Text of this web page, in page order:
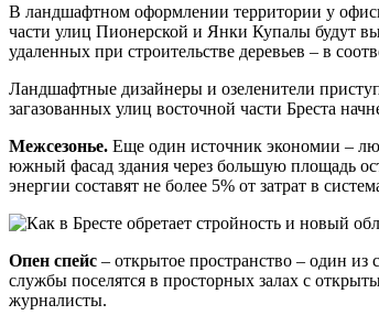
В ландшафтном оформлении территории у
части улиц Пионерской и Янки Купалы будут
удаленных при строительстве деревьев – в
Ландшафтные дизайнеры и озеленители
загазованных улиц восточной части Бреста
Межсезонье. Еще один источник экономии –
южный фасад здания через большую площадь
энергии составят не более 5% от затрат в
Опен спейс – открытое пространство – один
службы поселятся в просторных залах с
журналисты.